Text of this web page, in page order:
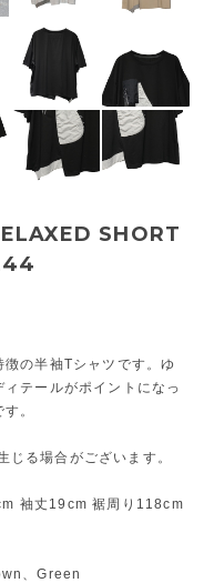
SHORT
の半袖Tシャツです。ゆ
テールがポイントになっ
。
る場合がございます。
袖丈19cm 裾周り118cm
、Green